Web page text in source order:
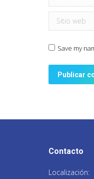
Sitio web
Save my
Publicar
Contacto
Localización: